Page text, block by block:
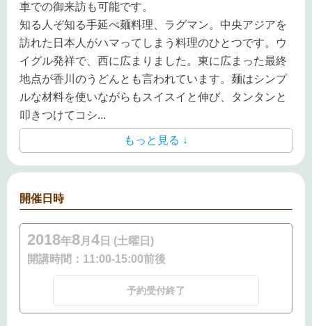
車での御来訪も可能です。
知る人ぞ知る手延べ麺料理、ラグマン。中央アジアを
訪れた日本人がハマってしまう料理のひとつです。ウ
イグル発祥で、西に広まりました。東に広まった最終
地点が香川のうどんとも言われています。麺はシンプ
ルな材料を使いながらもスイスイと伸び、タンタンと
叩きつけてコシ...
もっと見る ↓
開催日時
2018年8月 4 日 (土曜日)
開講時間： 11:00-15:00前後
予約受付終了